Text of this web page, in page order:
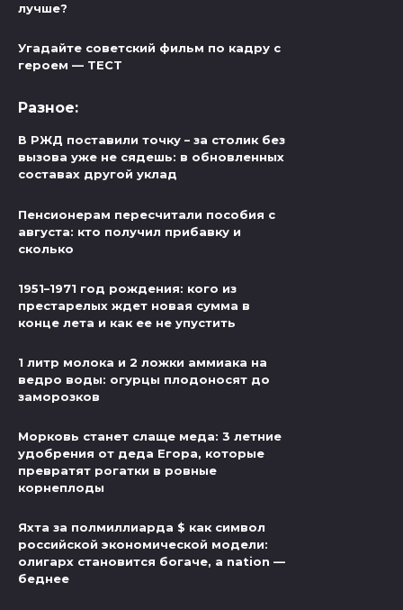
лучше?
Угадайте советский фильм по кадру с
героем — ТЕСТ
Разное:
В РЖД поставили точку – за столик без
вызова уже не сядешь: в обновленных
составах другой уклад
Пенсионерам пересчитали пособия с
августа: кто получил прибавку и
сколько
1951–1971 год рождения: кого из
престарелых ждет новая сумма в
конце лета и как ее не упустить
1 литр молока и 2 ложки аммиака на
ведро воды: огурцы плодоносят до
заморозков
Морковь станет слаще меда: 3 летние
удобрения от деда Егора, которые
превратят рогатки в ровные
корнеплоды
Яхта за полмиллиарда $ как символ
российской экономической модели:
олигарх становится богаче, а nation —
беднее